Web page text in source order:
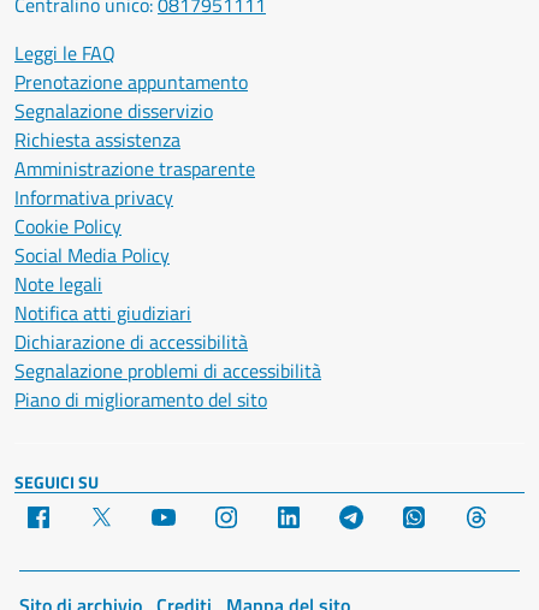
Leggi le FAQ
Prenotazione appuntamento
Segnalazione disservizio
Richiesta assistenza
Amministrazione trasparente
Informativa privacy
Cookie Policy
Social Media Policy
Note legali
Notifica atti giudiziari
Dichiarazione di accessibilità
Segnalazione problemi di accessibilità
Piano di miglioramento del sito
SEGUICI SU
Facebook YouTube Instagram LinkedIn Telegram WhatsApp